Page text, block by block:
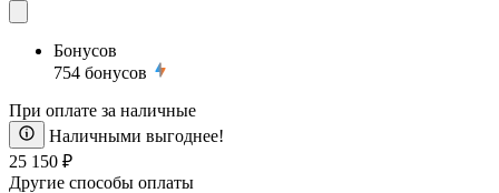
Бонусов
754 бонусов
При оплате за наличные
Наличными выгоднее!
25 150 ₽
Другие способы оплаты